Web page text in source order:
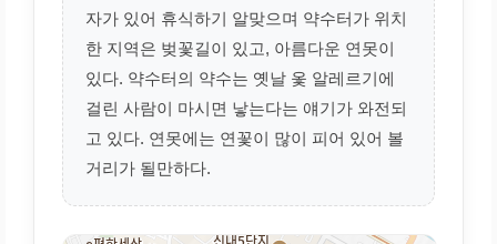
자가 있어 휴식하기 알맞으며 약수터가 위치
한 지역은 벚꽃길이 있고, 아름다운 연못이
있다. 약수터의 약수는 옛날 옻 알레르기에
걸린 사람이 마시면 낳는다는 얘기가 와전되
고 있다. 연못에는 연꽃이 많이 피어 있어 볼
거리가 될만하다.